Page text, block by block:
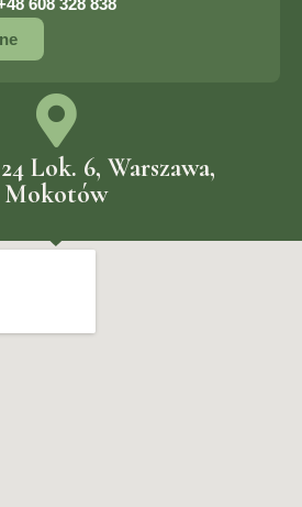
Lok. 6, Warszawa,
Mokotów